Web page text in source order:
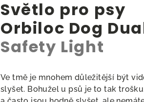
Světlo pro psy
Orbiloc Dog
Safety Light
Ve tmě je mnohem důležitější být
slyšet. Bohužel u psů je to tak